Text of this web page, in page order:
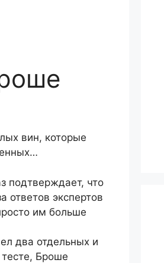
вин, которые
подтверждает, что
ответов экспертов
им больше
два отдельных и
Броше